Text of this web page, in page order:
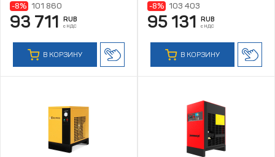
-8% 101 860
93 711 RUB
с НДС
В КОРЗИНУ
-8% 103 403
95 131 RUB
с НДС
В КОРЗИНУ